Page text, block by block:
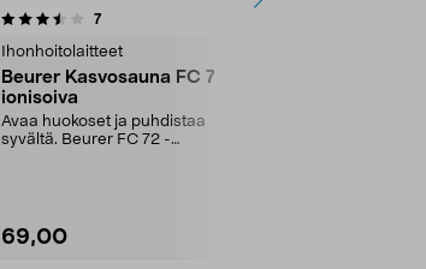
7arvostelut
Ihonhoitolaitteet
Beurer Kasvosauna FC 72,
ionisoiva
Avaa huokoset ja puhdistaa
syvältä. Beurer FC 72 -
69,00
0.0 viidestä